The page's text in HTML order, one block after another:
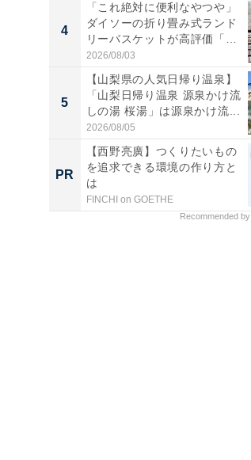
4
「これ絶対に便利なやつや」
ダイソーの折り畳み式ランド
リーバスケットが高評価「使
わ...
2026/08/03
5
【山梨県の人気日帰り温泉】
「山梨日帰り温泉 源泉かけ流
しの湯 桜湯」は源泉かけ流...
2026/08/05
PR
【西野亮廣】つくりたいもの
を追求できる環境の作り方と
は
FINCHI on GOETHE
Recommended by